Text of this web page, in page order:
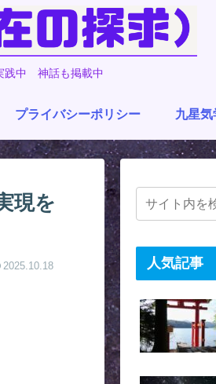
践中 神話も掲載中
プライバシーポリシー 九星気
現を
2025.10.18 人気記事